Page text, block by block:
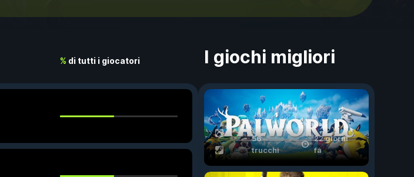
% di tutti i giocatori I giochi migliori
56
trucchi
22 giorni
fa